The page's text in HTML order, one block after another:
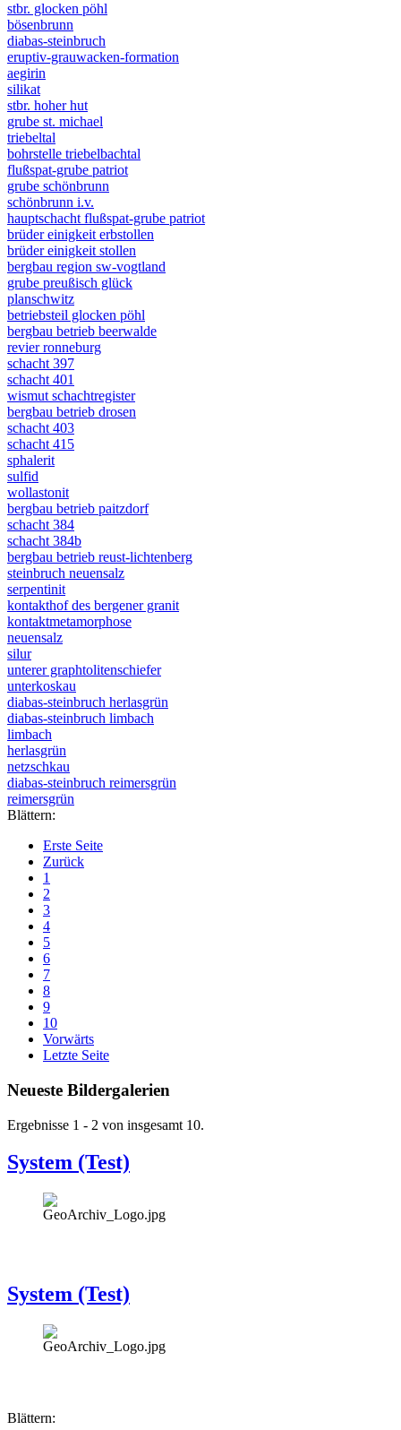
stbr. glocken pöhl
bösenbrunn
diabas-steinbruch
eruptiv-grauwacken-formation
aegirin
silikat
stbr. hoher hut
grube st. michael
triebeltal
bohrstelle triebelbachtal
flußspat-grube patriot
grube schönbrunn
schönbrunn i.v.
hauptschacht flußspat-grube patriot
brüder einigkeit erbstollen
brüder einigkeit stollen
bergbau region sw-vogtland
grube preußisch glück
planschwitz
betriebsteil glocken pöhl
bergbau betrieb beerwalde
revier ronneburg
schacht 397
schacht 401
wismut schachtregister
bergbau betrieb drosen
schacht 403
schacht 415
sphalerit
sulfid
wollastonit
bergbau betrieb paitzdorf
schacht 384
schacht 384b
bergbau betrieb reust-lichtenberg
steinbruch neuensalz
serpentinit
kontakthof des bergener granit
kontaktmetamorphose
neuensalz
silur
unterer graphtolitenschiefer
unterkoskau
diabas-steinbruch herlasgrün
diabas-steinbruch limbach
limbach
herlasgrün
netzschkau
diabas-steinbruch reimersgrün
reimersgrün
Blättern:
Erste Seite
Zurück
1
2
3
4
5
6
7
8
9
10
Vorwärts
Letzte Seite
Neueste Bildergalerien
Ergebnisse 1 - 2 von insgesamt 10.
System (Test)
System (Test)
Blättern: